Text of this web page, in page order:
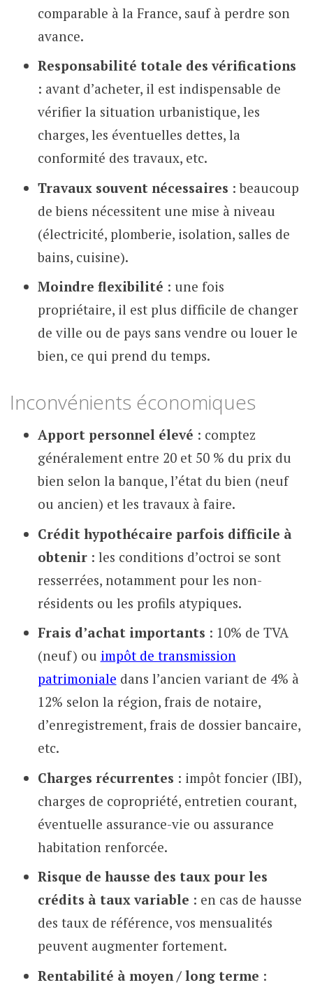
comparable à la France, sauf à perdre son
avance.
Responsabilité totale des vérifications
: avant d’acheter, il est indispensable de
vérifier la situation urbanistique, les
charges, les éventuelles dettes, la
conformité des travaux, etc.
Travaux souvent nécessaires : beaucoup
de biens nécessitent une mise à niveau
(électricité, plomberie, isolation, salles de
bains, cuisine).
Moindre flexibilité : une fois
propriétaire, il est plus difficile de changer
de ville ou de pays sans vendre ou louer le
bien, ce qui prend du temps.
Inconvénients économiques
Apport personnel élevé : comptez
généralement entre 20 et 50 % du prix du
bien selon la banque, l’état du bien (neuf
ou ancien) et les travaux à faire.
Crédit hypothécaire parfois difficile à
obtenir: les conditions d’octroi se sont
resserrées, notamment pour les non-
résidents ou les profils atypiques.
Frais d’achat importants : 10% de TVA
(neuf) ou impôt de transmission
patrimoniale dans l’ancien variant de 4% à
12% selon la région, frais de notaire,
d’enregistrement, frais de dossier bancaire,
etc.
Charges récurrentes : impôt foncier (IBI),
charges de copropriété, entretien courant,
éventuelle assurance-vie ou assurance
habitation renforcée.
Risque de hausse des taux pour les
crédits à taux variable : en cas de hausse
des taux de référence, vos mensualités
peuvent augmenter fortement.
Rentabilité à moyen / long terme :